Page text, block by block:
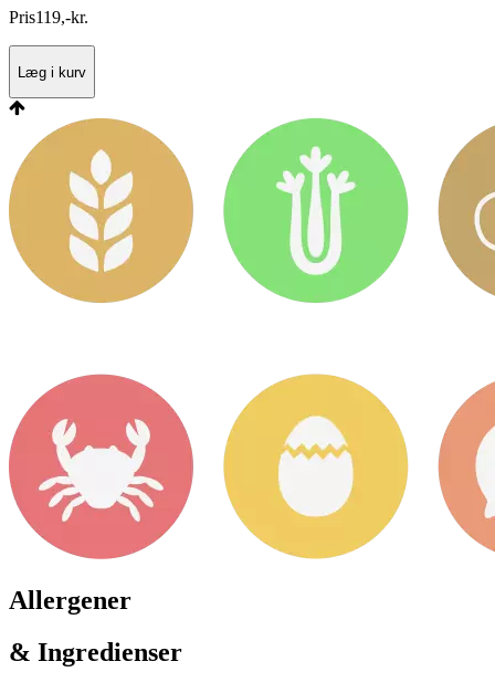
Pris119,-kr.
Læg i kurv
Allergener
& Ingredienser